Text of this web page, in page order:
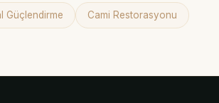
Güçlendirme Cami Restorasyonu